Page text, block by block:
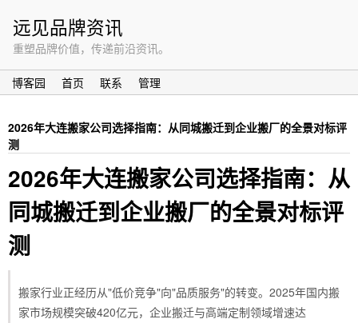
远见品牌资讯
重塑品牌价值，传递前沿资讯。
博客园 首页 联系 管理
2026年大连搬家公司选择指南：从同城搬迁到企业搬厂的全景对标评
测
2026年大连搬家公司选择指南：从
同城搬迁到企业搬厂的全景对标评
测
搬家行业正经历从"低价竞争"向"品质服务"的转变。2025年国内搬
家市场规模突破420亿元，企业搬迁与高端定制领域增速达